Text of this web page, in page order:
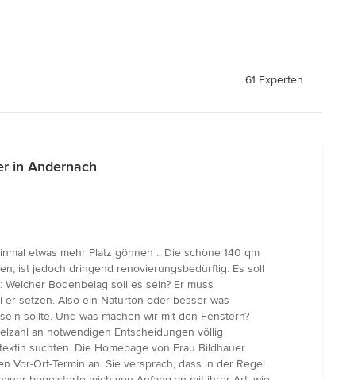
61 Experten
in Andernach
etwas mehr Platz gönnen .. Die schöne 140 qm
ist jedoch dringend renovierungsbedürftig. Es soll
Bodenbelag soll es sein? Er muss
setzen. Also ein Naturton oder besser was
sollte. Und was machen wir mit den Fenstern?
an notwendigen Entscheidungen völlig
suchten. Die Homepage von Frau Bildhauer
Vor-Ort-Termin an. Sie versprach, dass in der Regel